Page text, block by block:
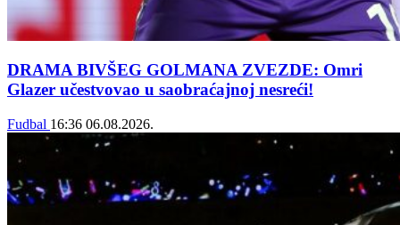
DRAMA BIVŠEG GOLMANA ZVEZDE: Omri
Glazer učestvovao u saobraćajnoj nesreći!
Fudbal 16:36 06.08.2026.